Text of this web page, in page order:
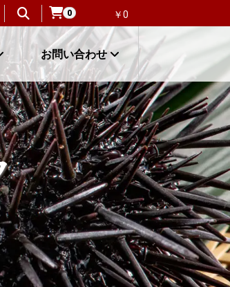
稚内産「失敗しない毛ガニ」が大人気！
0 ￥0
お問い合わせ